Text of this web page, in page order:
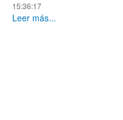
15:36:17
Leer más...